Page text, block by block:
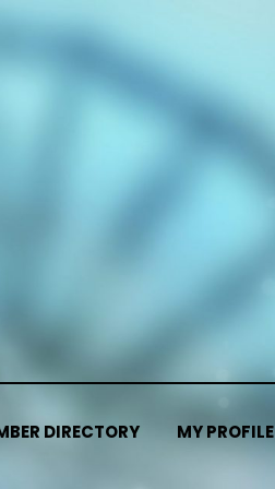
DIRECTORY
MY PROFILE